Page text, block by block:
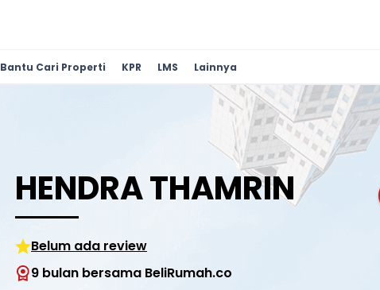
Bantu Cari Properti KPR LMS Lainnya
HENDRA THAMRIN
Belum ada review
9 bulan bersama BeliRumah.co